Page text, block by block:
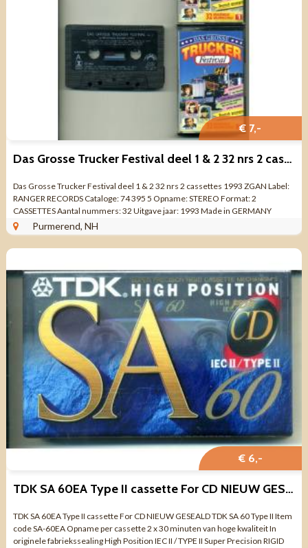
€ 7,-
Das Grosse Trucker Festival deel 1 & 2 32 nrs 2 cassettes ZGAN
Das Grosse Trucker Festival deel 1 & 2 32 nrs 2 cassettes 1993 ZGAN Label:
RANGER RECORDS Cataloge: 74 395 5 Opname: STEREO Format: 2
CASSETTES Aantal nummers: 32 Uitgave jaar: 1993 Made in GERMANY
Genre: VERZAMEL ...
Purmerend, NH
€ 6,-
TDK SA 60EA Type II cassette For CD NIEUW GESEALD
TDK SA 60EA Type II cassette For CD NIEUW GESEALD TDK SA 60 Type II Item
code SA-60EA Opname per cassette 2 x 30 minuten van hoge kwaliteit In
originele fabriekssealing High Position IEC II / TYPE II Super Precision RIGID